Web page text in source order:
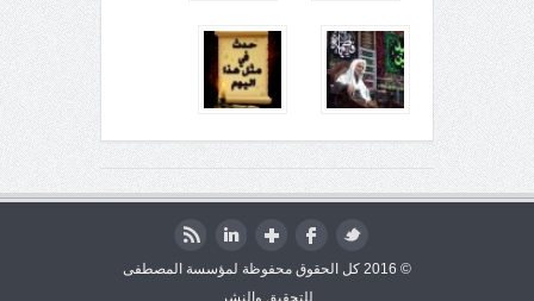
© 2016 كل الحقوق محفوظة لمؤسسة المصطفى
للتحقيق والنشر